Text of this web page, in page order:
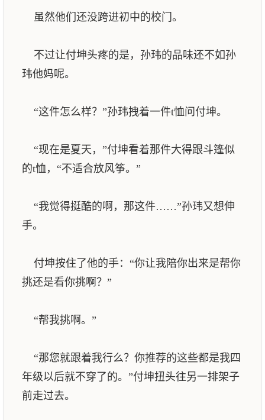
虽然他们还没跨进初中的校门。
不过让付坤头疼的是，孙玮的品味还不如孙
玮他妈呢。
“这件怎么样？”孙玮拽着一件t恤问付坤。
“现在是夏天，”付坤看着那件大得跟斗篷似
的t恤，“不适合放风筝。”
“我觉得挺酷的啊，那这件……”孙玮又想伸
手。
付坤按住了他的手：“你让我陪你出来是帮你
挑还是看你挑啊？”
“帮我挑啊。”
“那您就跟着我行么？你推荐的这些都是我四
年级以后就不穿了的。”付坤扭头往另一排架子
前走过去。